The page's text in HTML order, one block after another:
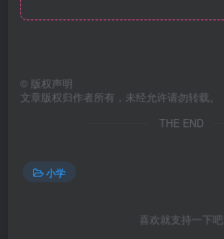
© 版权声明
文章版权归作者所有，未经允许请勿转载。
THE END
小学
喜欢就支持一下吧